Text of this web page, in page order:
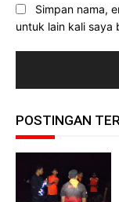
Simpan nama,
untuk lain kali saya
POSTINGAN